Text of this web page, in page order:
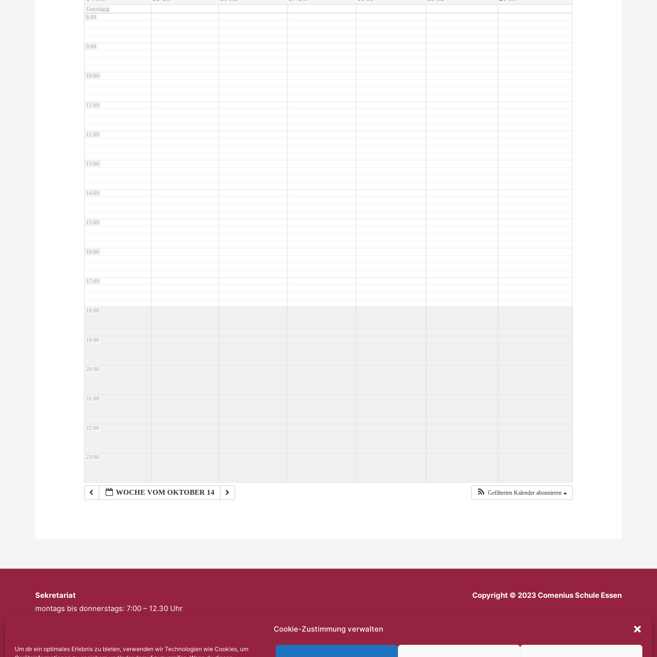
Cookie-Zustimmung verwalten
Um dir ein optimales Erlebnis zu bieten, verwenden wir Technologien wie Cookies, um
Ganztägig
8:00
9:00
10:00
11:00
12:00
13:00
14:00
15:00
16:00
17:00
18:00
19:00
20:00
21:00
22:00
23:00
WOCHE VOM OKTOBER 14 Gefilterten Kalender abonnieren
Sekretariat
montags bis donnerstags: 7:00 – 12.30 Uhr
Telefon: 0201 – 57 17 430
Copyright © 2023 Comenius Schule Essen
Haftungsausschluss